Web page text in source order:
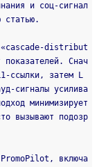
и соц‑сигнал
статью.
«cascade‑distribut
показателей. Снач
затем L
усилива
минимизирует
вызывают подозр
включа